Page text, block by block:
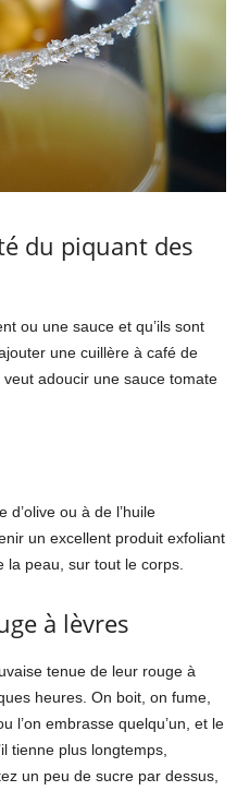
du piquant des
ou une sauce et qu’ils sont
une cuillère à café de
veut adoucir une sauce tomate
d’olive ou à de l’huile
un excellent produit exfoliant
la peau, sur tout le corps.
à lèvres
tenue de leur rouge à
heures. On boit, on fume,
l’on embrasse quelqu’un, et le
tienne plus longtemps,
un peu de sucre par dessus,